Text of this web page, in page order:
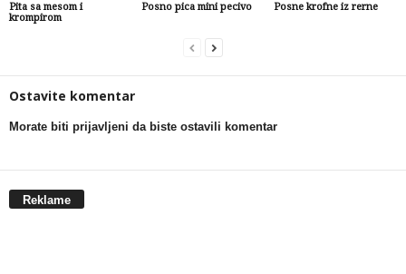
Pita sa mesom i
krompirom
Posno pica mini pecivo Posne krofne iz rerne
Ostavite komentar
Morate biti prijavljeni da biste ostavili komentar
Reklame